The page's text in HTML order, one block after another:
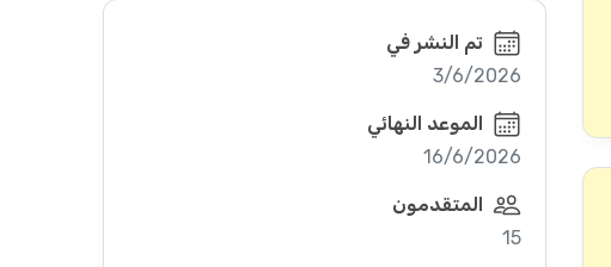
تم النشر في
3/6/2026
الموعد النهائي
16/6/2026
المتقدمون
15